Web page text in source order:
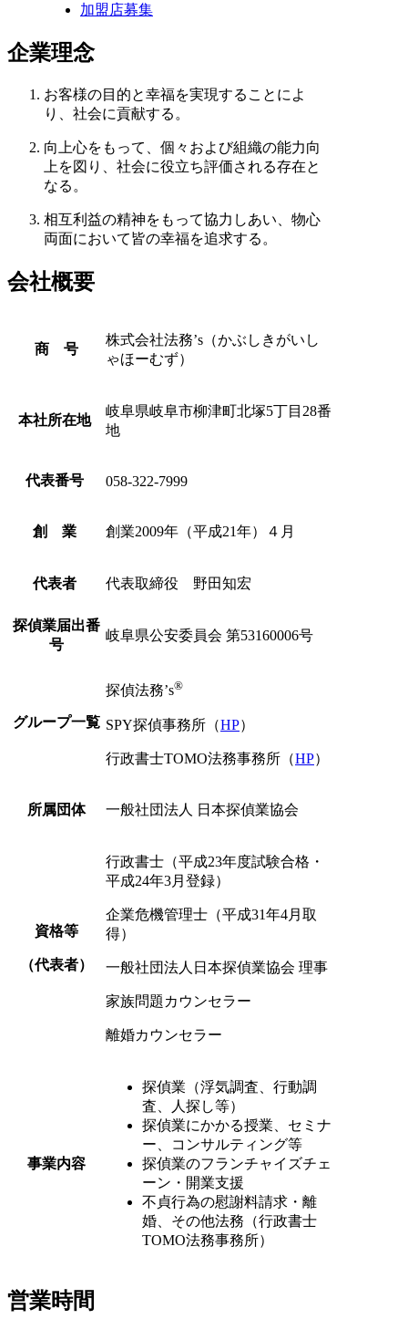
加盟店募集
企業理念
お客様の目的と幸福を実現することによ
り、社会に貢献する。
向上心をもって、個々および組織の能力向
上を図り、社会に役立ち評価される存在と
なる。
相互利益の精神をもって協力しあい、物心
両面において皆の幸福を追求する。
会社概要
商 号
株式会社法務’s （かぶしきがいし
ゃほーむず）
本社所在地
岐阜県岐阜市柳津町北塚5丁目28番
地
代表番号 058-322-7999
創 業 創業2009年（平成21年）４月
代表者 代表取締役 野田知宏
探偵業届出番
号
岐阜県公安委員会 第53160006号
グループ一覧
探偵法務’s®
SPY探偵事務所 （HP）
行政書士TOMO法務事務所 （HP）
所属団体 一般社団法人 日本探偵業協会
資格等
（代表者）
行政書士 （平成23年度試験合格・
平成24年3月登録）
企業危機管理士 （平成31年4月取
得）
一般社団法人 日本探偵業協会 理事
家族問題カウンセラー
離婚カウンセラー
事業内容
探偵業 （浮気調査、行動調
査、人探し等）
探偵業にかかる授業、 セミナ
ー、コンサルティング等
探偵業のフランチャイズチェ
ーン・開業支援
不貞行為の慰謝料請求・離
婚、その他法務 （行政書士
TOMO法務事務所）
営業時間